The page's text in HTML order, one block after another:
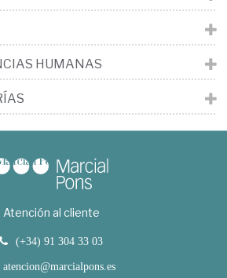
HUMANAS
Atención al cliente
(+34) 91 304 33 03
atencion@marcialpons.es